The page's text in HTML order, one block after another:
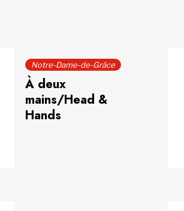
Notre-Dame-de-Grâce
À deux
mains/Head &
Hands